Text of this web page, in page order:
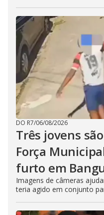
DO R7/06/08/2026
Três jovens
Força
furto em
Imagens de câmeras
teria agido em conjunto